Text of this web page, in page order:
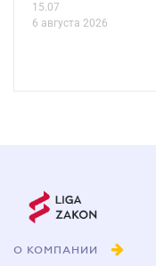
15.07
6 августа 2026
О КОМПАНИИ